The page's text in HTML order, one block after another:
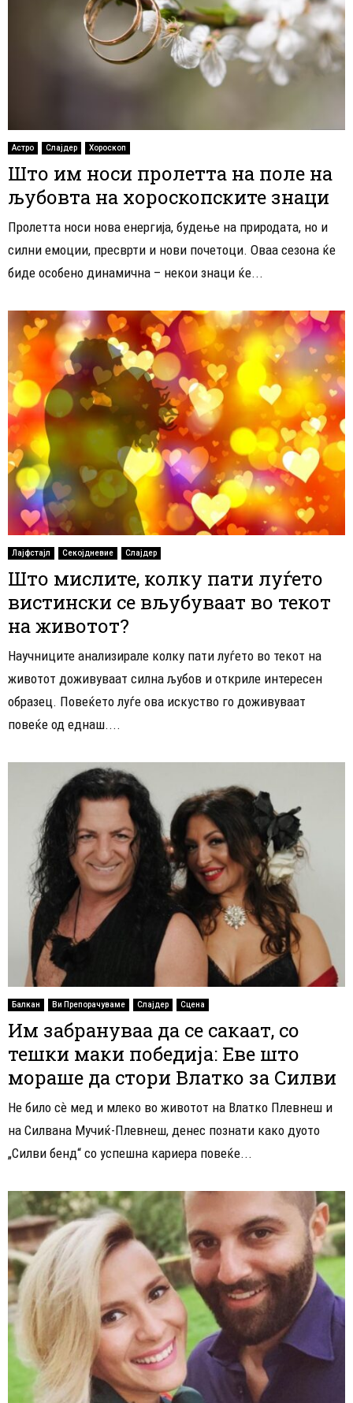
Астро Слајдер Хороскоп
Што им носи пролетта на поле на
љубовта на хороскопските знаци
Пролетта носи нова енергија, будење на природата, но и
силни емоции, пресврти и нови почетоци. Оваа сезона ќе
биде особено динамична – некои знаци ќе...
Лајфстајл Секојдневие Слајдер
Што мислите, колку пати луѓето
вистински се вљубуваат во текот
на животот?
Научниците анализирале колку пати луѓето во текот на
животот доживуваат силна љубов и откриле интересен
образец. Повеќето луѓе ова искуство го доживуваат
повеќе од еднаш....
Балкан Ви Препорачуваме Слајдер Сцена
Им забрануваа да се сакаат, со
тешки маки победија: Еве што
мораше да стори Влатко за Силви
Не било сѐ мед и млеко во животот на Влатко Плевнеш и
на Силвана Мучиќ-Плевнеш, денес познати како дуото
„Силви бенд“ со успешна кариера повеќе...